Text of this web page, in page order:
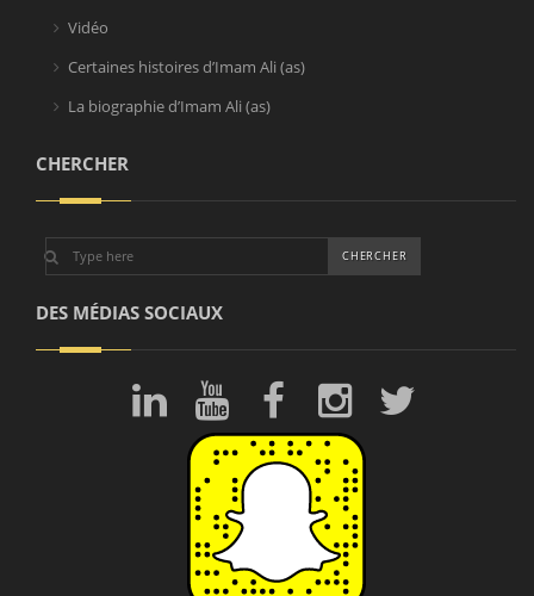
Vidéo
Certaines histoires d’Imam Ali (as)
La biographie d’Imam Ali (as)
CHERCHER
DES MÉDIAS SOCIAUX